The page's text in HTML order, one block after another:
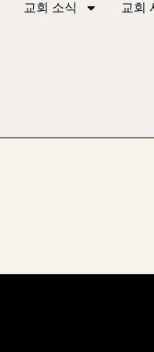
교회 소식 교회